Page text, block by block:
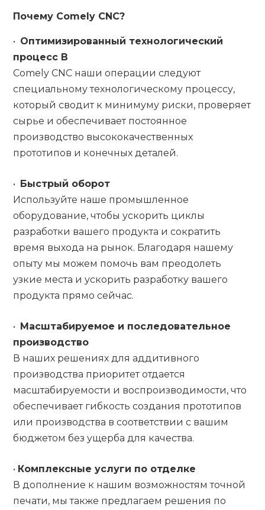
Почему Comely CNC?
• Оптимизированный технологический
процесс В
Comely CNC наши операции следуют
специальному технологическому процессу,
который сводит к минимуму риски, проверяет
сырье и обеспечивает постоянное
производство высококачественных
прототипов и конечных деталей.
• Быстрый оборот
Используйте наше промышленное
оборудование, чтобы ускорить циклы
разработки вашего продукта и сократить
время выхода на рынок. Благодаря нашему
опыту мы можем помочь вам преодолеть
узкие места и ускорить разработку вашего
продукта прямо сейчас.
• Масштабируемое и последовательное
производство
В наших решениях для аддитивного
производства приоритет отдается
масштабируемости и воспроизводимости, что
обеспечивает гибкость создания прототипов
или производства в соответствии с вашим
бюджетом без ущерба для качества.
• Комплексные услуги по отделке
В дополнение к нашим возможностям точной
печати, мы также предлагаем решения по